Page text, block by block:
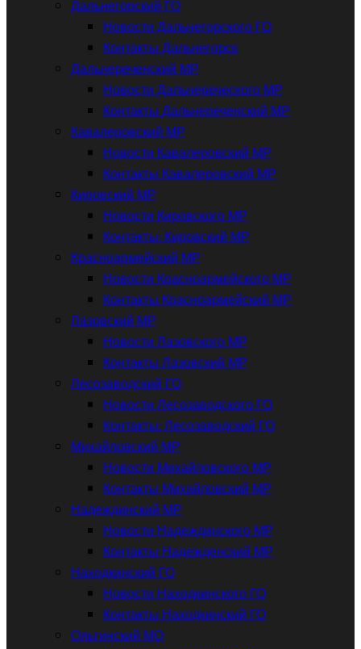
Дальнегорский ГО
Новости Дальнегорского ГО
Контакты Дальнегорск
Дальнереченский МР
Новости Дальнереческого МР
Контакты Дальнереченский МР
Кавалеровский МР
Новости Кавалеровский МР
Контакты Кавалеровский МР
Кировский МР
Новости Кировского МР
Контакты: Кировский МР
Красноармейский МР
Новости Красноармейского МР
Контакты Красноармейский МР
Лазовский МР
Новости Лазовского МР
Контакты Лазовский МР
Лесозаводский ГО
Новости Лесозаводского ГО
Контакты: Лесозаводский ГО
Михайловский МР
Новости Михайловского МР
Контакты Михайловский МР
Надеждинский МР
Новости Надеждинского МР
Контакты Надежденский МР
Находкинский ГО
Новости Находкинского ГО
Контакты Находкинский ГО
Ольгинский МО